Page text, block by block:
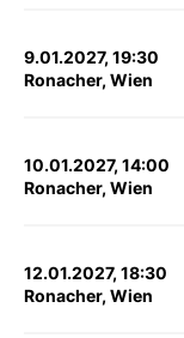
9.01.2027, 19:30
Ronacher, Wien
10.01.2027, 14:00
Ronacher, Wien
12.01.2027, 18:30
Ronacher, Wien